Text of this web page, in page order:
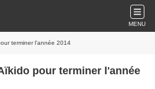
MENU
terminer l'année 2014
pour terminer l'année